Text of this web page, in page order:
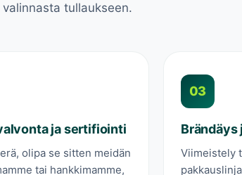
tullaukseen.
ja sertifiointi
olipa se sitten meidän
tai hankkimamme,
03
Brändäys
Viimeistely